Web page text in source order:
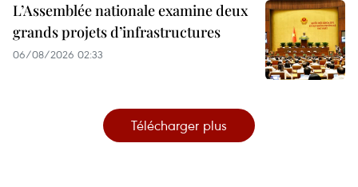
L’Assemblée nationale examine deux
grands projets d’infrastructures
06/08/2026 02:33
Télécharger plus